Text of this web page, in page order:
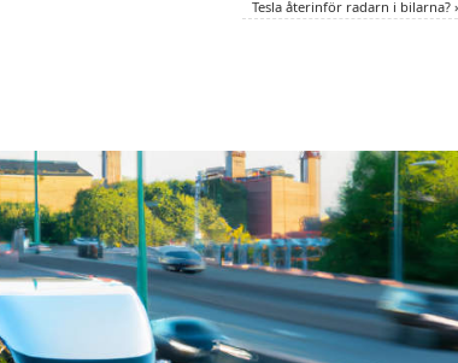
Tesla återinför radarn i bilarna?